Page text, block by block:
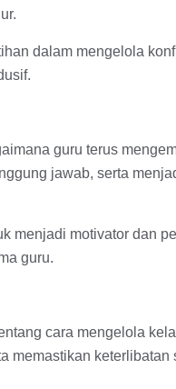
dalam mengelola
guru terus
jawab, serta
menjadi motivator dan
guru.
cara mengelola
memastikan